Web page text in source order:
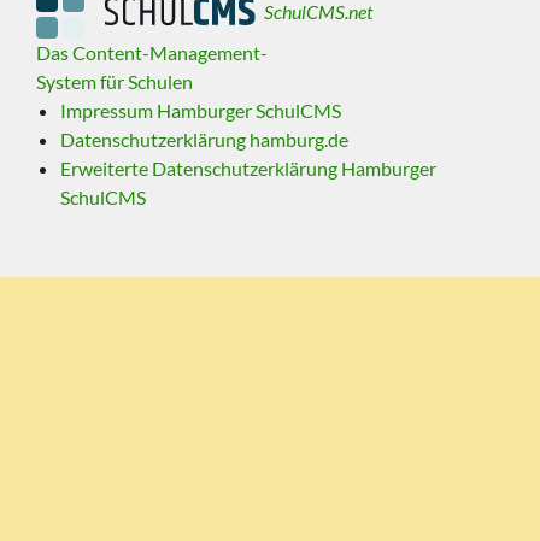
SchulCMS.net
Das Content-Management-
System für Schulen
Impressum Hamburger SchulCMS
Datenschutzerklärung hamburg.de
Erweiterte Datenschutzerklärung Hamburger
SchulCMS